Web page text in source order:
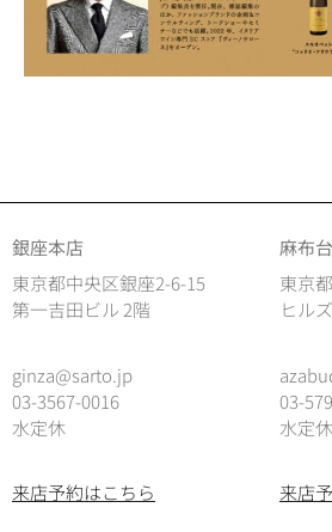
銀座本店
東京都中央区銀座2-6-15
第一吉田ビル 2階
ginza@sarto.jp
03-3567-0016
水定休
来店予約はこちら
麻布
東京
ヒル
03-
水定休
来店